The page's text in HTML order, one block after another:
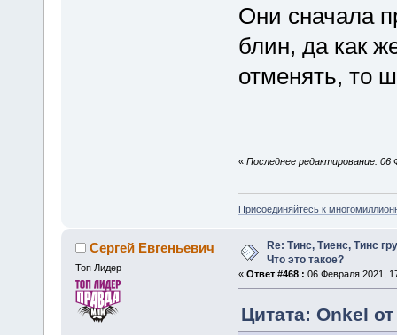
Они сначала
блин, да как
отменять, то
« Последнее редактирование: 06
Присоединяйтесь к
Сергей Евгеньевич
Топ Лидер
Re: Тинс, Тиенс, Тинс
Что это такое?
« Ответ #468 : 06 Февраля 2021,
Цитата: Onkel